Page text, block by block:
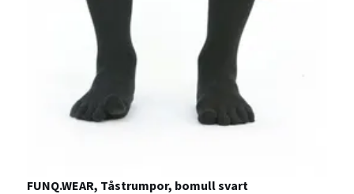
FUNQ.WEAR, Tåstrumpor, bomull svart